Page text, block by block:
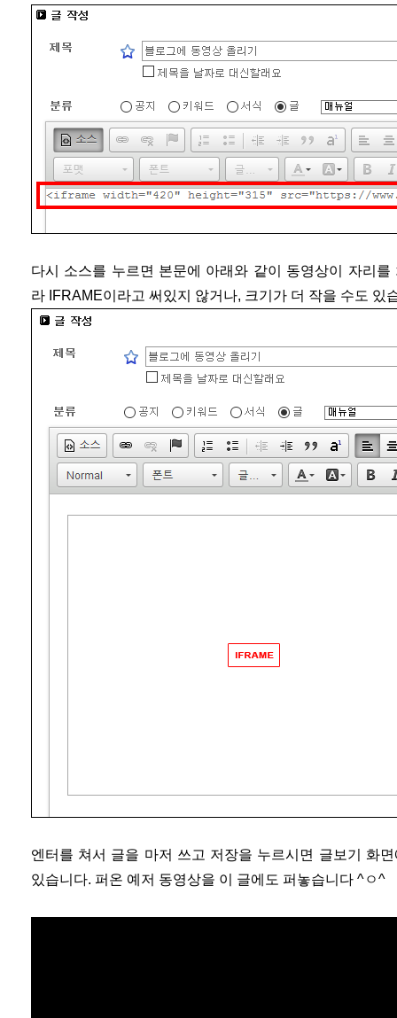
다시 소스를 누르면 본문에 아래와 같이 동영상이 자리
라 IFRAME이라고 써있지 않거나, 크기가 더 작을 수도 있
엔터를 쳐서 글을 마저 쓰고 저장을 누르시면 글보기 화
있습니다. 퍼온 예저 동영상을 이 글에도 퍼놓습니다 ^ㅇ^